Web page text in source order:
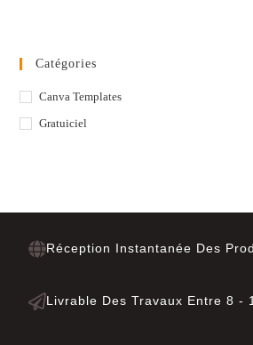
Catégories
Canva Templates
Gratuiciel
Réception Instantanée Des
Livrable Des Travaux Entre 8 -